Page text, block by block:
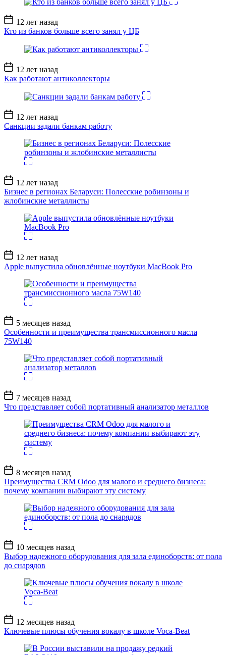
Дата
записи
12 лет назад
Кто из банков больше всего занял у ЦБ
Дата
записи
12 лет назад
Как работают антиколлекторы
Дата
записи
12 лет назад
Санкции задали банкам работу
Дата
записи
12 лет назад
Бизнес в регионах Беларуси: Полесские робинзоны и
жлобинские металлисты
Дата
записи
12 лет назад
Apple выпустила обновлённые ноутбуки MacBook Pro
Дата
записи
5 месяцев назад
Особенности и преимущества трансмиссионного масла
75W140
Дата
записи
7 месяцев назад
Что представляет собой портативный анализатор металлов
Дата
записи
8 месяцев назад
Преимущества CRM Odoo для малого и среднего бизнеса:
почему компании выбирают эту систему
Дата
записи
10 месяцев назад
Выбор надежного оборудования для зала единоборств: от пола
до снарядов
Дата
записи
12 месяцев назад
Ключевые плюсы обучения вокалу в школе Voca-Beat